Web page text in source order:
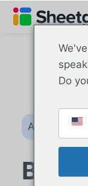
Auteur
Do